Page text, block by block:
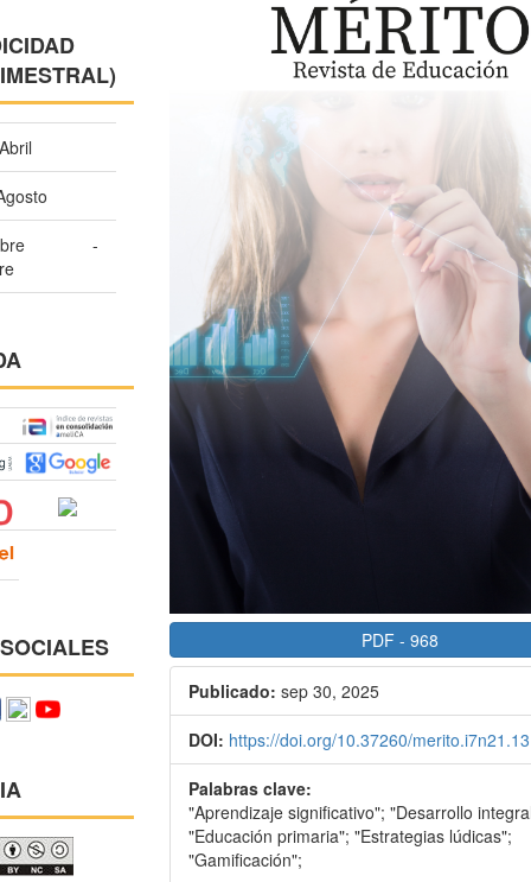
PDF - 968
Publicado: sep 30, 2025
DOI: https://doi.org/10.37260/merito.i7n21.13
Palabras clave:
"Aprendizaje significativo"; "Desarrollo
"Educación primaria"; "Estrategias lúdicas";
"Gamificación";
-